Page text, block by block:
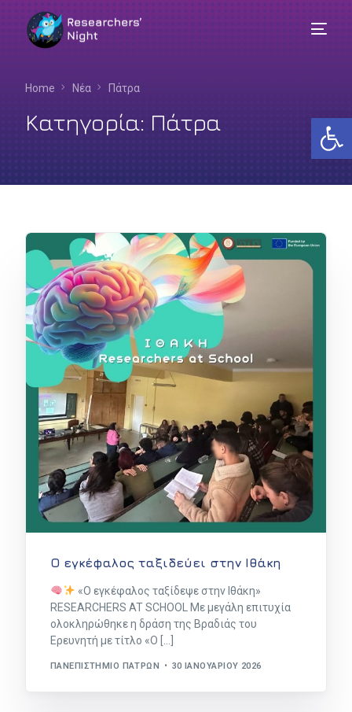
Home Νέα Πάτρα
Κατηγορία: Πάτρα
Ο εγκέφαλος ταξιδεύει στην Ιθάκη
«Ο εγκέφαλος ταξίδεψε στην Ιθάκη»
RESEARCHERS AT SCHOOL Με μεγάλη επιτυχία
ολοκληρώθηκε η δράση της Βραδιάς του
Ερευνητή με τίτλο «Ο […]
ΠΑΝΕΠΙΣΤΉΜΙΟ ΠΑΤΡΏΝ 30 ΙΑΝΟΥΑΡΊΟΥ 2026
Ελληνικά